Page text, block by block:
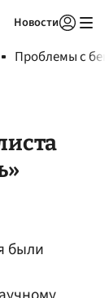
Новости
Проблемы с
были